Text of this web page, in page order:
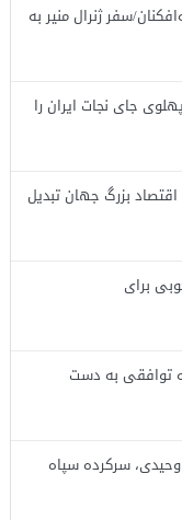
سفر ژنرال منیر به
جای نجات ایران را
اقتصاد بزرگ جهان تبدیل
برای
که توافقی به دست
وحیدی، سرکرده سپاه